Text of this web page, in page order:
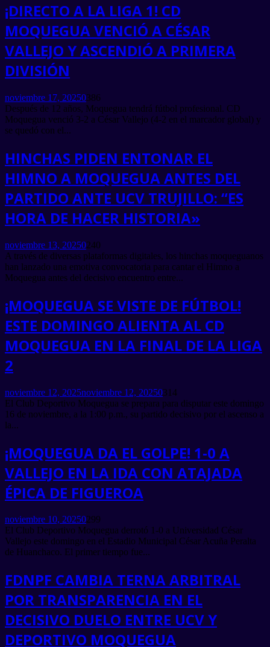
¡DIRECTO A LA LIGA 1! CD
MOQUEGUA VENCIÓ A CÉSAR
VALLEJO Y ASCENDIÓ A PRIMERA
DIVISIÓN
noviembre 17, 20250386
Después de 12 años, Moquegua tendrá fútbol profesional. CD
Moquegua venció 3-2 a César Vallejo (4-2 en el marcador global) y
se quedó con el...
HINCHAS PIDEN ENTONAR EL
HIMNO A MOQUEGUA ANTES DEL
PARTIDO ANTE UCV TRUJILLO: “ES
HORA DE HACER HISTORIA»
noviembre 13, 20250240
A través de diversas plataformas digitales, los hinchas moqueguanos
han lanzado una emotiva convocatoria para cantar el Himno a
Moquegua antes del decisivo encuentro entre...
¡MOQUEGUA SE VISTE DE FÚTBOL!
ESTE DOMINGO ALIENTA AL CD
MOQUEGUA EN LA FINAL DE LA LIGA
2
noviembre 12, 2025noviembre 12, 20250314
El Club Deportivo Moquegua se prepara para disputar este domingo
16 de noviembre, a la 1:00 p.m., su partido decisivo por el ascenso a
la...
¡MOQUEGUA DA EL GOLPE! 1-0 A
VALLEJO EN LA IDA CON ATAJADA
ÉPICA DE FIGUEROA
noviembre 10, 20250299
El Club Deportivo Moquegua derrotó 1-0 a Universidad César
Vallejo este domingo en el Estadio Municipal César Acuña Peralta
de Huanchaco. El primer tiempo fue...
FDNPF CAMBIA TERNA ARBITRAL
POR TRANSPARENCIA EN EL
DECISIVO DUELO ENTRE UCV Y
DEPORTIVO MOQUEGUA